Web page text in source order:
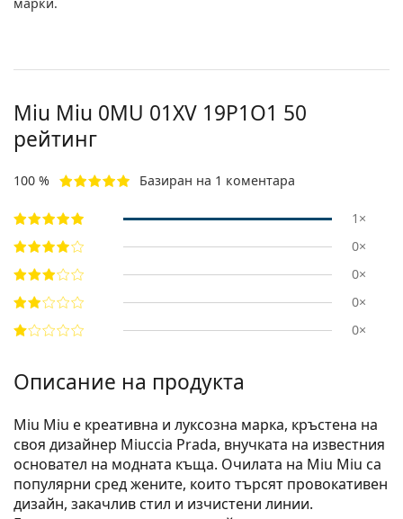
Miu Miu 0MU 01XV 19P1O1 50
рейтинг
100 % Базиран на 1 коментара
1×
0×
0×
0×
0×
Описание на продукта
Miu Miu е креативна и луксозна марка, кръстена на
своя дизайнер Miuccia Prada, внучката на известния
основател на модната къща. Очилата на Miu Miu са
популярни сред жените, които търсят провокативен
дизайн, закачлив стил и изчистени линии.